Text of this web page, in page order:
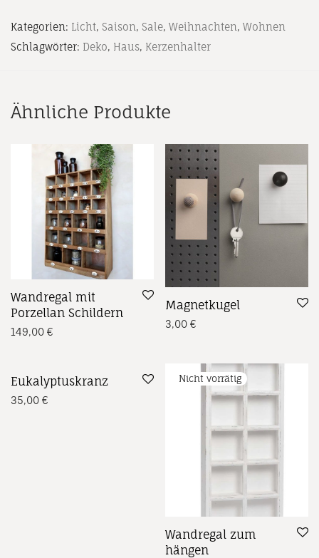
Kategorien: Licht, Saison, Sale, Weihnachten, Wohnen
Schlagwörter: Deko, Haus, Kerzenhalter
Ähnliche Produkte
Wandregal mit
Porzellan Schildern
149,00 €
Magnetkugel
3,00 €
Eukalyptuskranz
35,00 €
Wandregal zum
hängen